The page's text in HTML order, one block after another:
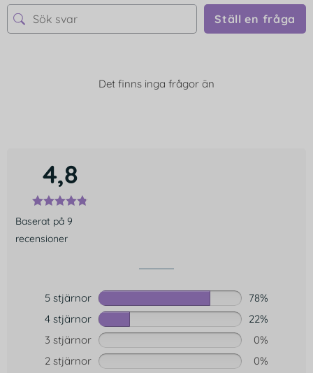
Ställ en fråga
Det finns inga frågor än
4,8
Baserat på 9
recensioner
5 stjärnor
78%
4 stjärnor
22%
3 stjärnor
0%
2 stjärnor
0%